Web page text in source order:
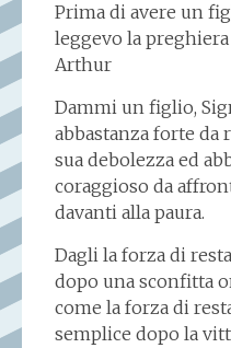
Prima di avere un
leggevo la
Arthur
Dammi un figlio,
abbastanza forte da
sua debolezza ed
coraggioso da
davanti alla paura.
Dagli la forza di
dopo una sconfitta
come la forza di
semplice dopo la